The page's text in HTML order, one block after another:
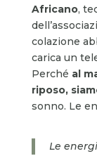
Africano,
colazione
carica un
Perché al
riposo,
sonno. Le
Le